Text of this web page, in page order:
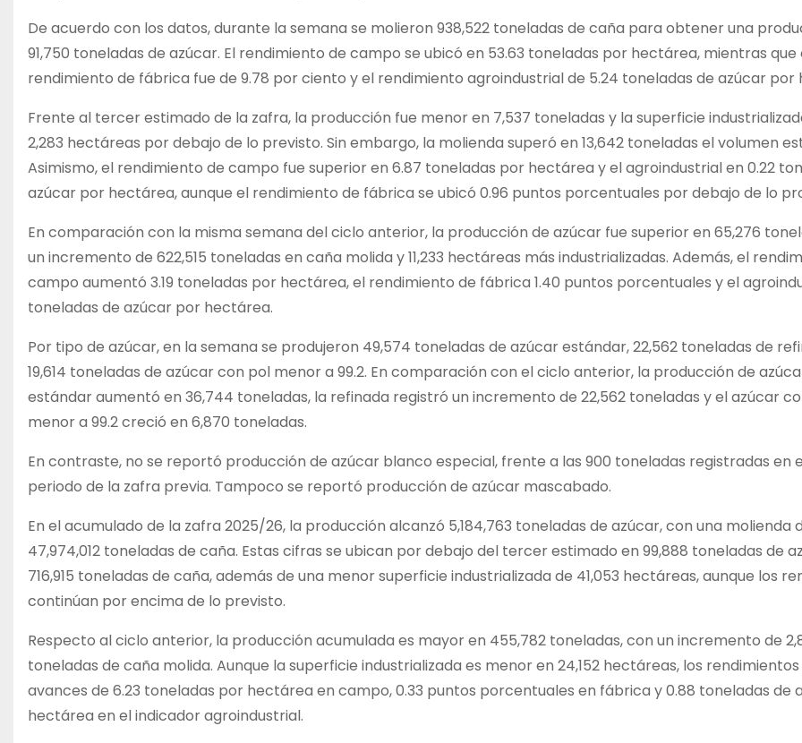
De acuerdo con los datos, durante la semana se molieron 938,522 toneladas de caña para obtener una
91,750 toneladas de azúcar. El rendimiento de campo se ubicó en 53.63 toneladas por hectárea, mientras que
rendimiento de fábrica fue de 9.78 por ciento y el rendimiento agroindustrial de 5.24 toneladas de azúcar por
Frente al tercer estimado de la zafra, la producción fue menor en 7,537 toneladas y la superficie
2,283 hectáreas por debajo de lo previsto. Sin embargo, la molienda superó en 13,642 toneladas el volumen
Asimismo, el rendimiento de campo fue superior en 6.87 toneladas por hectárea y el agroindustrial en 0.22
azúcar por hectárea, aunque el rendimiento de fábrica se ubicó 0.96 puntos porcentuales por debajo de lo
En comparación con la misma semana del ciclo anterior, la producción de azúcar fue superior en 65,276
un incremento de 622,515 toneladas en caña molida y 11,233 hectáreas más industrializadas. Además, el
campo aumentó 3.19 toneladas por hectárea, el rendimiento de fábrica 1.40 puntos porcentuales y el
toneladas de azúcar por hectárea.
Por tipo de azúcar, en la semana se produjeron 49,574 toneladas de azúcar estándar, 22,562 toneladas de
19,614 toneladas de azúcar con pol menor a 99.2. En comparación con el ciclo anterior, la producción de
estándar aumentó en 36,744 toneladas, la refinada registró un incremento de 22,562 toneladas y el azúcar
menor a 99.2 creció en 6,870 toneladas.
En contraste, no se reportó producción de azúcar blanco especial, frente a las 900 toneladas registradas en
periodo de la zafra previa. Tampoco se reportó producción de azúcar mascabado.
En el acumulado de la zafra 2025/26, la producción alcanzó 5,184,763 toneladas de azúcar, con una molienda
47,974,012 toneladas de caña. Estas cifras se ubican por debajo del tercer estimado en 99,888 toneladas de
716,915 toneladas de caña, además de una menor superficie industrializada de 41,053 hectáreas, aunque los
continúan por encima de lo previsto.
Respecto al ciclo anterior, la producción acumulada es mayor en 455,782 toneladas, con un incremento de
toneladas de caña molida. Aunque la superficie industrializada es menor en 24,152 hectáreas, los
avances de 6.23 toneladas por hectárea en campo, 0.33 puntos porcentuales en fábrica y 0.88 toneladas de
hectárea en el indicador agroindustrial.